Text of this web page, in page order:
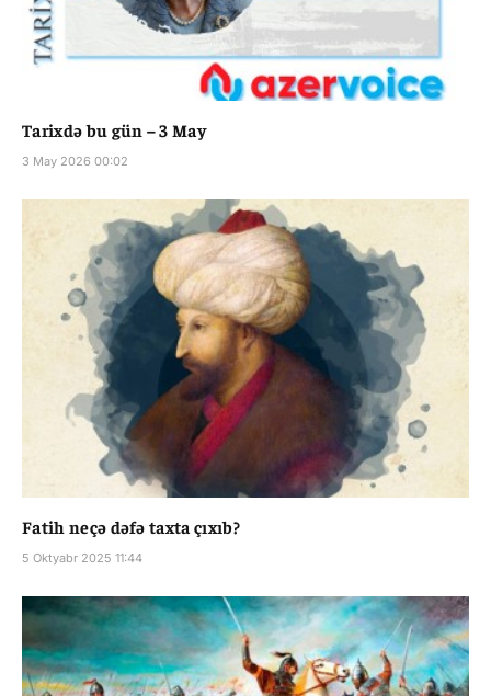
Tarixdə bu gün – 3 May
3 May 2026 00:02
Fatih neçə dəfə taxta çıxıb?
5 Oktyabr 2025 11:44